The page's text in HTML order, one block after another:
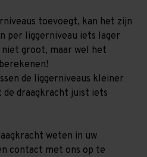
toevoegt, kan het zijn
per liggerniveau iets lager
groot, maar wel het
de liggerniveaus kleiner
de draagkracht juist iets
weten in uw
contact met ons op te